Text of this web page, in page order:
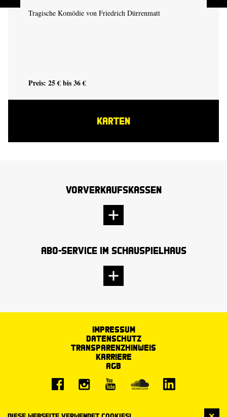
Tragische Komödie von Friedrich Dürrenmatt
Preis: 25 € bis 36 €
KARTEN
Vorverkaufskassen
Abo-Service im Schauspielhaus
Impressum
Datenschutz
Transparenzhinweis
Karriere
AGB